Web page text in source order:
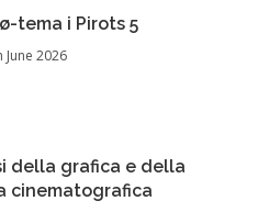
tema i Pirots 5
June 2026
della grafica e della
cinematografica